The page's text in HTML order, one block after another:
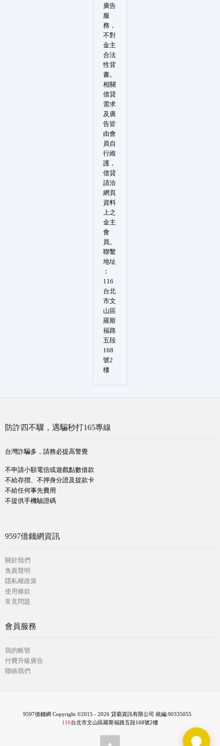
廣告
服
務，
不對
金主
合法
性背
書。
相關
借貸
需求
及廣
告皆
由會
員自
行維
護，
借貸
請洽
網頁
資料
上之
金主
會
員。
聯繫
地址
︰
116
台北
市文
山區
羅斯
福路
五段
168
號2
樓
防詐四不驟，遇騙秒打165專線
台灣詐騙多，請務必提高警覺
不申請小額電信或遊戲點數借款
不給存摺、不押身分證及提款卡
不給任何事先費用
不提供手機驗證碼
9597借錢網資訊
關於我們
免責聲明
隱私權政策
使用條款
常見問題
會員服務
我的帳號
付費升級廣告
聯絡我們
9597借錢網 Copyright ©2015 - 2026 貸霸資訊有限公司 統編:90335055
116台北市文山區羅斯福路五段168號2樓